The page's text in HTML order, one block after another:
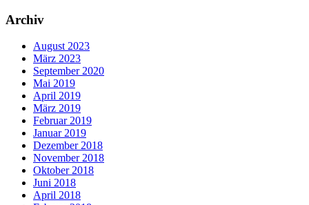
Archiv
August 2023
März 2023
September 2020
Mai 2019
April 2019
März 2019
Februar 2019
Januar 2019
Dezember 2018
November 2018
Oktober 2018
Juni 2018
April 2018